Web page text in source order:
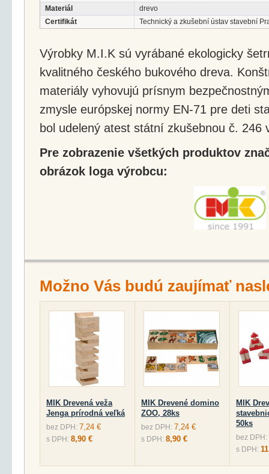
Materiál
drevo
Certifikát
Technický a zkušební ústav stavební
Výrobky M.I.K sú vyrábané ekologicky
kvalitného českého bukového dreva.
materiály vyhovujú prísnym
zmysle európskej normy EN-71 pre deti
bol udelený atest státní zkušebnou č. 246
Pre zobrazenie všetkých produktov
obrázok loga výrobcu:
Možno Vás budú zaujímať
MIK Drevená veža
Jenga prírodná veľká
bez DPH: 7,24 €
s DPH: 8,90 €
MIK Drevené domino
ZOO, 28ks
bez DPH: 7,24 €
s DPH: 8,90 €
MIK
50ks
bez DPH:
s DPH: